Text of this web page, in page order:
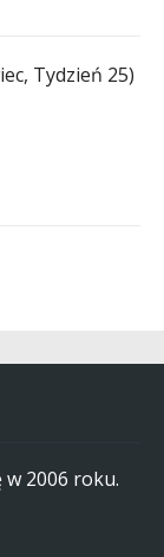
Tydzień 25)
w 2006 roku.